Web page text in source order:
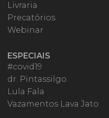
Livraria
Precatórios
Webinar
ESPECIAIS
#covid19
dr. Pintassilgo
Lula Fala
Vazamentos Lava Jato